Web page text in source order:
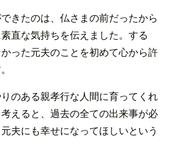
きたのは、仏さまの前だったから
直な気持ちを伝えました。する
った元夫のことを初めて心から許
のある親孝行な人間に育ってくれ
えると、過去の全ての出来事が必
夫にも幸せになってほしいという